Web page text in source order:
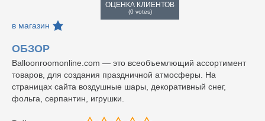
ОЦЕНКА КЛИЕНТОВ
(0votes)
в магазин
ОБЗОР
Balloonroomonline.com — это всеобъемлющий ассортимент
товаров, для создания праздничной атмосферы. На
страницах сайта воздушные шары, декоративный снег,
фольга, серпантин, игрушки.